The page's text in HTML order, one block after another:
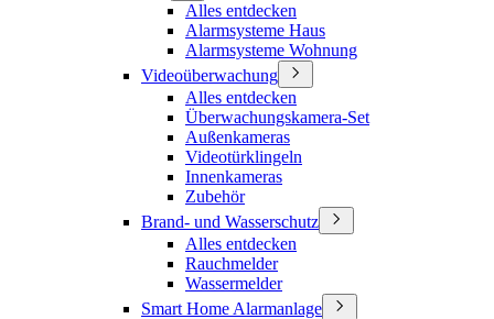
Alles entdecken
Alarmsysteme Haus
Alarmsysteme Wohnung
Videoüberwachung
Alles entdecken
Überwachungskamera-Set
Außenkameras
Videotürklingeln
Innenkameras
Zubehör
Brand- und Wasserschutz
Alles entdecken
Rauchmelder
Wassermelder
Smart Home Alarmanlage